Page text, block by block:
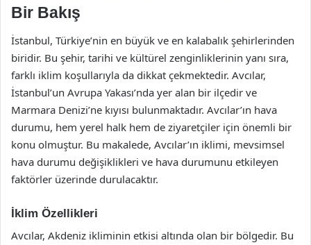
Bir Bakış
İstanbul, Türkiye’nin en büyük ve en kalabalık şehirlerinden
biridir. Bu şehir, tarihi ve kültürel zenginliklerinin yanı sıra,
farklı iklim koşullarıyla da dikkat çekmektedir. Avcılar,
İstanbul’un Avrupa Yakası’nda yer alan bir ilçedir ve
Marmara Denizi’ne kıyısı bulunmaktadır. Avcılar’ın hava
durumu, hem yerel halk hem de ziyaretçiler için önemli bir
konu olmuştur. Bu makalede, Avcılar’ın iklimi, mevsimsel
hava durumu değişiklikleri ve hava durumunu etkileyen
faktörler üzerinde durulacaktır.
İklim Özellikleri
Avcılar, Akdeniz ikliminin etkisi altında olan bir bölgedir. Bu